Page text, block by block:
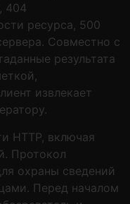
404
ресурса, 500
Совместно с
результата
извлекает
HTTP, включая
Протокол
охраны сведений
Перед началом